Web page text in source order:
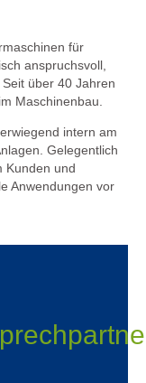
für
anspruchsvoll,
über 40 Jahren
Maschinenbau.
intern am
Gelegentlich
Kunden und
Anwendungen vor